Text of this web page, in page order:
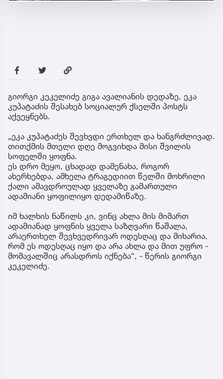
გიორგი კეკელიძე გიგა ავალიანის დედაზე, ეკა
კუპატაძის შესახებ სოციალურ ქსელში პოსტს
აქვეყნებს.
„ეკა კუპატაძეს შევხვდი ერთხელ და ხანგრძლივად.
თითქმის მთელი დღე მოგვიხდა მისი შვილის
სოფელში ყოფნა.
ეს დრო მეყო, ცხადად დამენახა, როგორ
ახერხებდა, ამხელა ტრაგედიით წელში მოხრილი
ქალი ამავდროულად ყველაზე გამართული
ადამიანი ყოფილიყო დედამიწაზე.
იმ ხალხის ნაწილს კი, ვინც ახლა მის მიმართ
ადამიანად ყოფნის ყველა საზღვარი წაშალა,
არაერთხელ შევხვედრივარ ოდესღაც და მიხარია,
რომ ეს ოდესღაც იყო და არა ახლა და მით უფრო -
მომავალშიც არასდროს იქნება“, - წერის გიორგი
კეკელიძე.